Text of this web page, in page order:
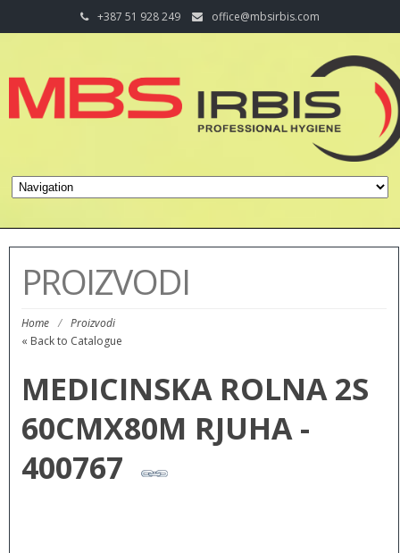
+387 51 928 249 office@mbsirbis.com
PROIZVODI
Home / Proizvodi
« Back to Catalogue
MEDICINSKA ROLNA 2S
60CMX80M RJUHA -
400767